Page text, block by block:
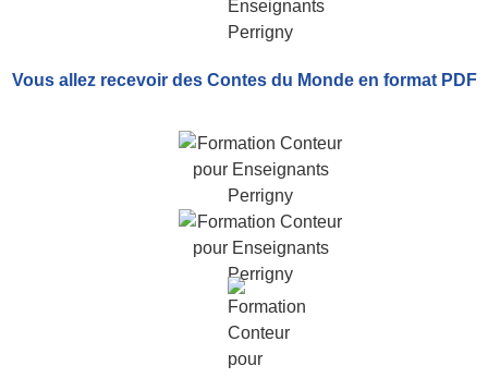
Vous allez recevoir des Contes du Monde en format PDF